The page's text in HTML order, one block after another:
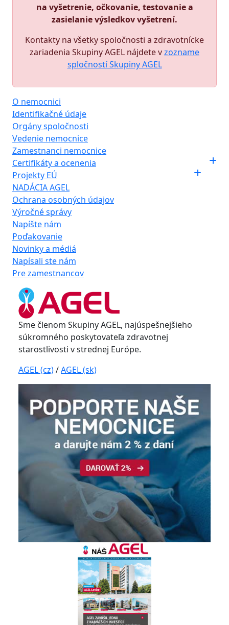
na vyšetrenie, očkovanie, testovanie a
zasielanie výsledkov vyšetrení.
Kontakty na všetky spoločnosti a zdravotnícke
zariadenia Skupiny AGEL nájdete vzozname
spločností Skupiny AGEL
O nemocnici
Identifikačné údaje
Orgány spoločnosti
Vedenie nemocnice
Zamestnanci nemocnice
Certifikáty a ocenenia
Projekty EÚ
NADÁCIA AGEL
Ochrana osobných údajov
Výročné správy
Napíšte nám
Poďakovanie
Novinky a médiá
Napísali ste nám
Pre zamestnancov
Sme členom Skupiny AGEL, najúspešnejšieho
súkromného poskytovateľa zdravotnej
starostlivosti v strednej Európe.
AGEL (cz)/AGEL (sk)